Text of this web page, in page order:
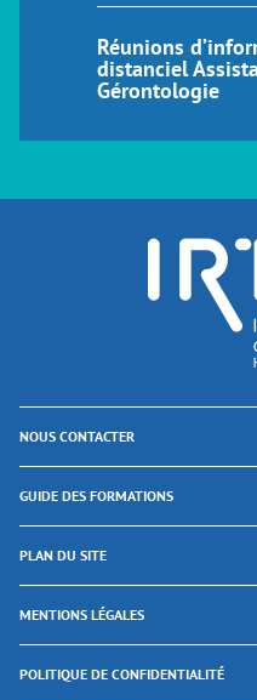
Réunions
distanciel
Gérontologie
NOUS CONTACTER
GUIDE DES FORMATIONS
PLAN DU SITE
MENTIONS LÉGALES
POLITIQUE DE CONFIDENTIALITÉ